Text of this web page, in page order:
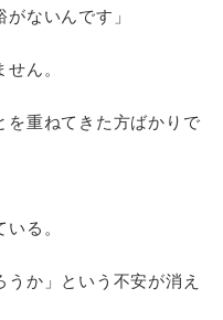
ないんです」
ん。
を重ねてきた方ばかりで
る。
うか」という不安が消え